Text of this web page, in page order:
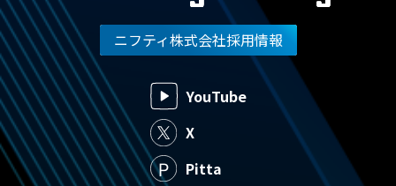
ニフティ株式会社採用情報
YouTube
X
Pitta